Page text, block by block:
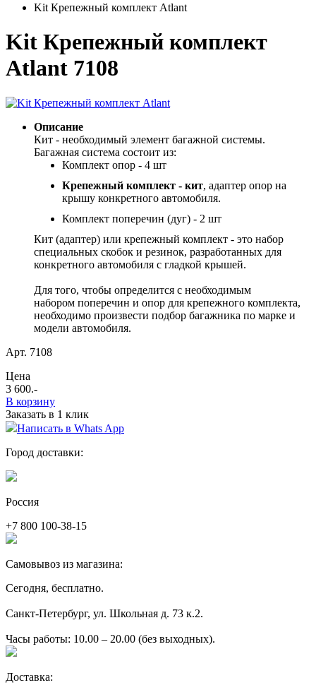
Kit Крепежный комплект Atlant
Kit Крепежный комплект
Atlant 7108
Описание
Кит - необходимый элемент багажной системы.
Багажная система состоит из:
Комплект опор - 4 шт
Крепежный комплект - кит, адаптер опор на
крышу конкретного автомобиля.
Комплект поперечин (дуг) - 2 шт
Кит (адаптер) или крепежный комплект - это набор
специальных скобок и резинок, разработанных для
конкретного автомобиля с гладкой крышей.
Для того, чтобы определится с необходимым
набором поперечин и опор для крепежного комплекта,
необходимо произвести подбор багажника по марке и
модели автомобиля.
Арт. 7108
Цена
3 600.-
В корзину
Заказать в 1 клик
Написать в Whats App
Город доставки:
Россия
+7 800 100-38-15
Самовывоз из магазина:
Сегодня, бесплатно.
Санкт-Петербург, ул. Школьная д. 73 к.2.
Часы работы: 10.00 – 20.00 (без выходных).
Доставка: